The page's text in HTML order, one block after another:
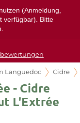
(Anmeldung,
verfügbar). Bitte
Languedoc Cidre
- Cidre
L'Extrée